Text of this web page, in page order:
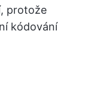
protože
kódování